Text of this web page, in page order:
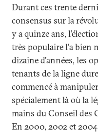
Durant ces trente
consensus sur la
y a quinze ans,
très populaire l’a bien
dizaine d’années, les
tenants de la ligne
commencé à
spécialement là où la
mains du Conseil des
En 2000, 2002 et